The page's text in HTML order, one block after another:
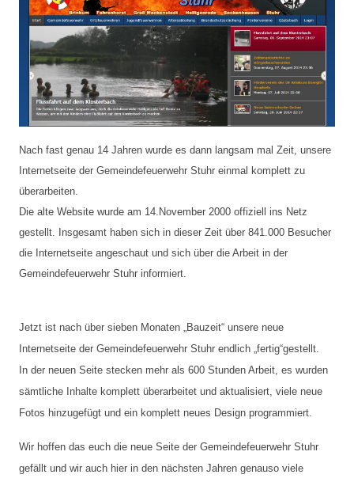
Nach fast genau 14 Jahren wurde es dann langsam mal Zeit, unsere
Internetseite der Gemeindefeuerwehr Stuhr einmal komplett zu
überarbeiten.
Die alte Website wurde am 14.November 2000 offiziell ins Netz
gestellt. Insgesamt haben sich in dieser Zeit über 841.000 Besucher
die Internetseite angeschaut und sich über die Arbeit in der
Gemeindefeuerwehr Stuhr informiert.
Jetzt ist nach über sieben Monaten „Bauzeit“ unsere neue
Internetseite der Gemeindefeuerwehr Stuhr endlich „fertig“gestellt.
In der neuen Seite stecken mehr als 600 Stunden Arbeit, es wurden
sämtliche Inhalte komplett überarbeitet und aktualisiert, viele neue
Fotos hinzugefügt und ein komplett neues Design programmiert.
Wir hoffen das euch die neue Seite der Gemeindefeuerwehr Stuhr
gefällt und wir auch hier in den nächsten Jahren genauso viele